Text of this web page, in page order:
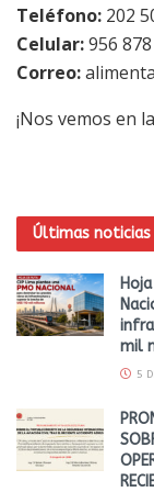
Teléfono: 202
Celular:956
Correo:
¡Nos vemos en
Últimas noticias
mil
5